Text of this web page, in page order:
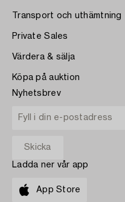
Transport och uthämtning
Private Sales
Värdera & sälja
Köpa på auktion
Nyhetsbrev
Ladda ner vår app
App Store